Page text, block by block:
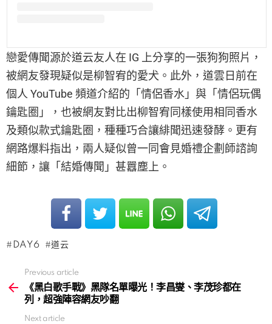
戀愛傳聞源於道云友人在 IG 上分享的一張狗狗照片，
被網友發現疑似是柳智宥的愛犬。此外，道雲日前在
個人 YouTube 頻道介紹的「情侶香水」與「情侶玩偶
鑰匙圈」，也被網友對比出柳智宥同樣使用相同香水
及類似款式鑰匙圈，種種巧合讓緋聞迅速發酵。更有
網路爆料指出，兩人疑似曾一同會見婚禮企劃師諮詢
細節，讓「結婚傳聞」甚囂塵上。
DAY6 道云
more
Previous article
《黑白歌手戰》黑隊名單曝光！李昌燮、李茂珍都在
列，超強陣容網友吵翻
Next article